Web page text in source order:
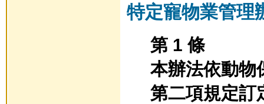
特定寵物業管理
第 1 條
本辦法依動物
第二項規定訂